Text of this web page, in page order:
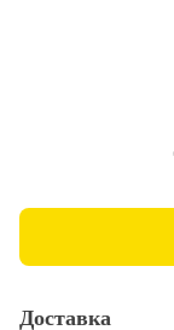
Доставка